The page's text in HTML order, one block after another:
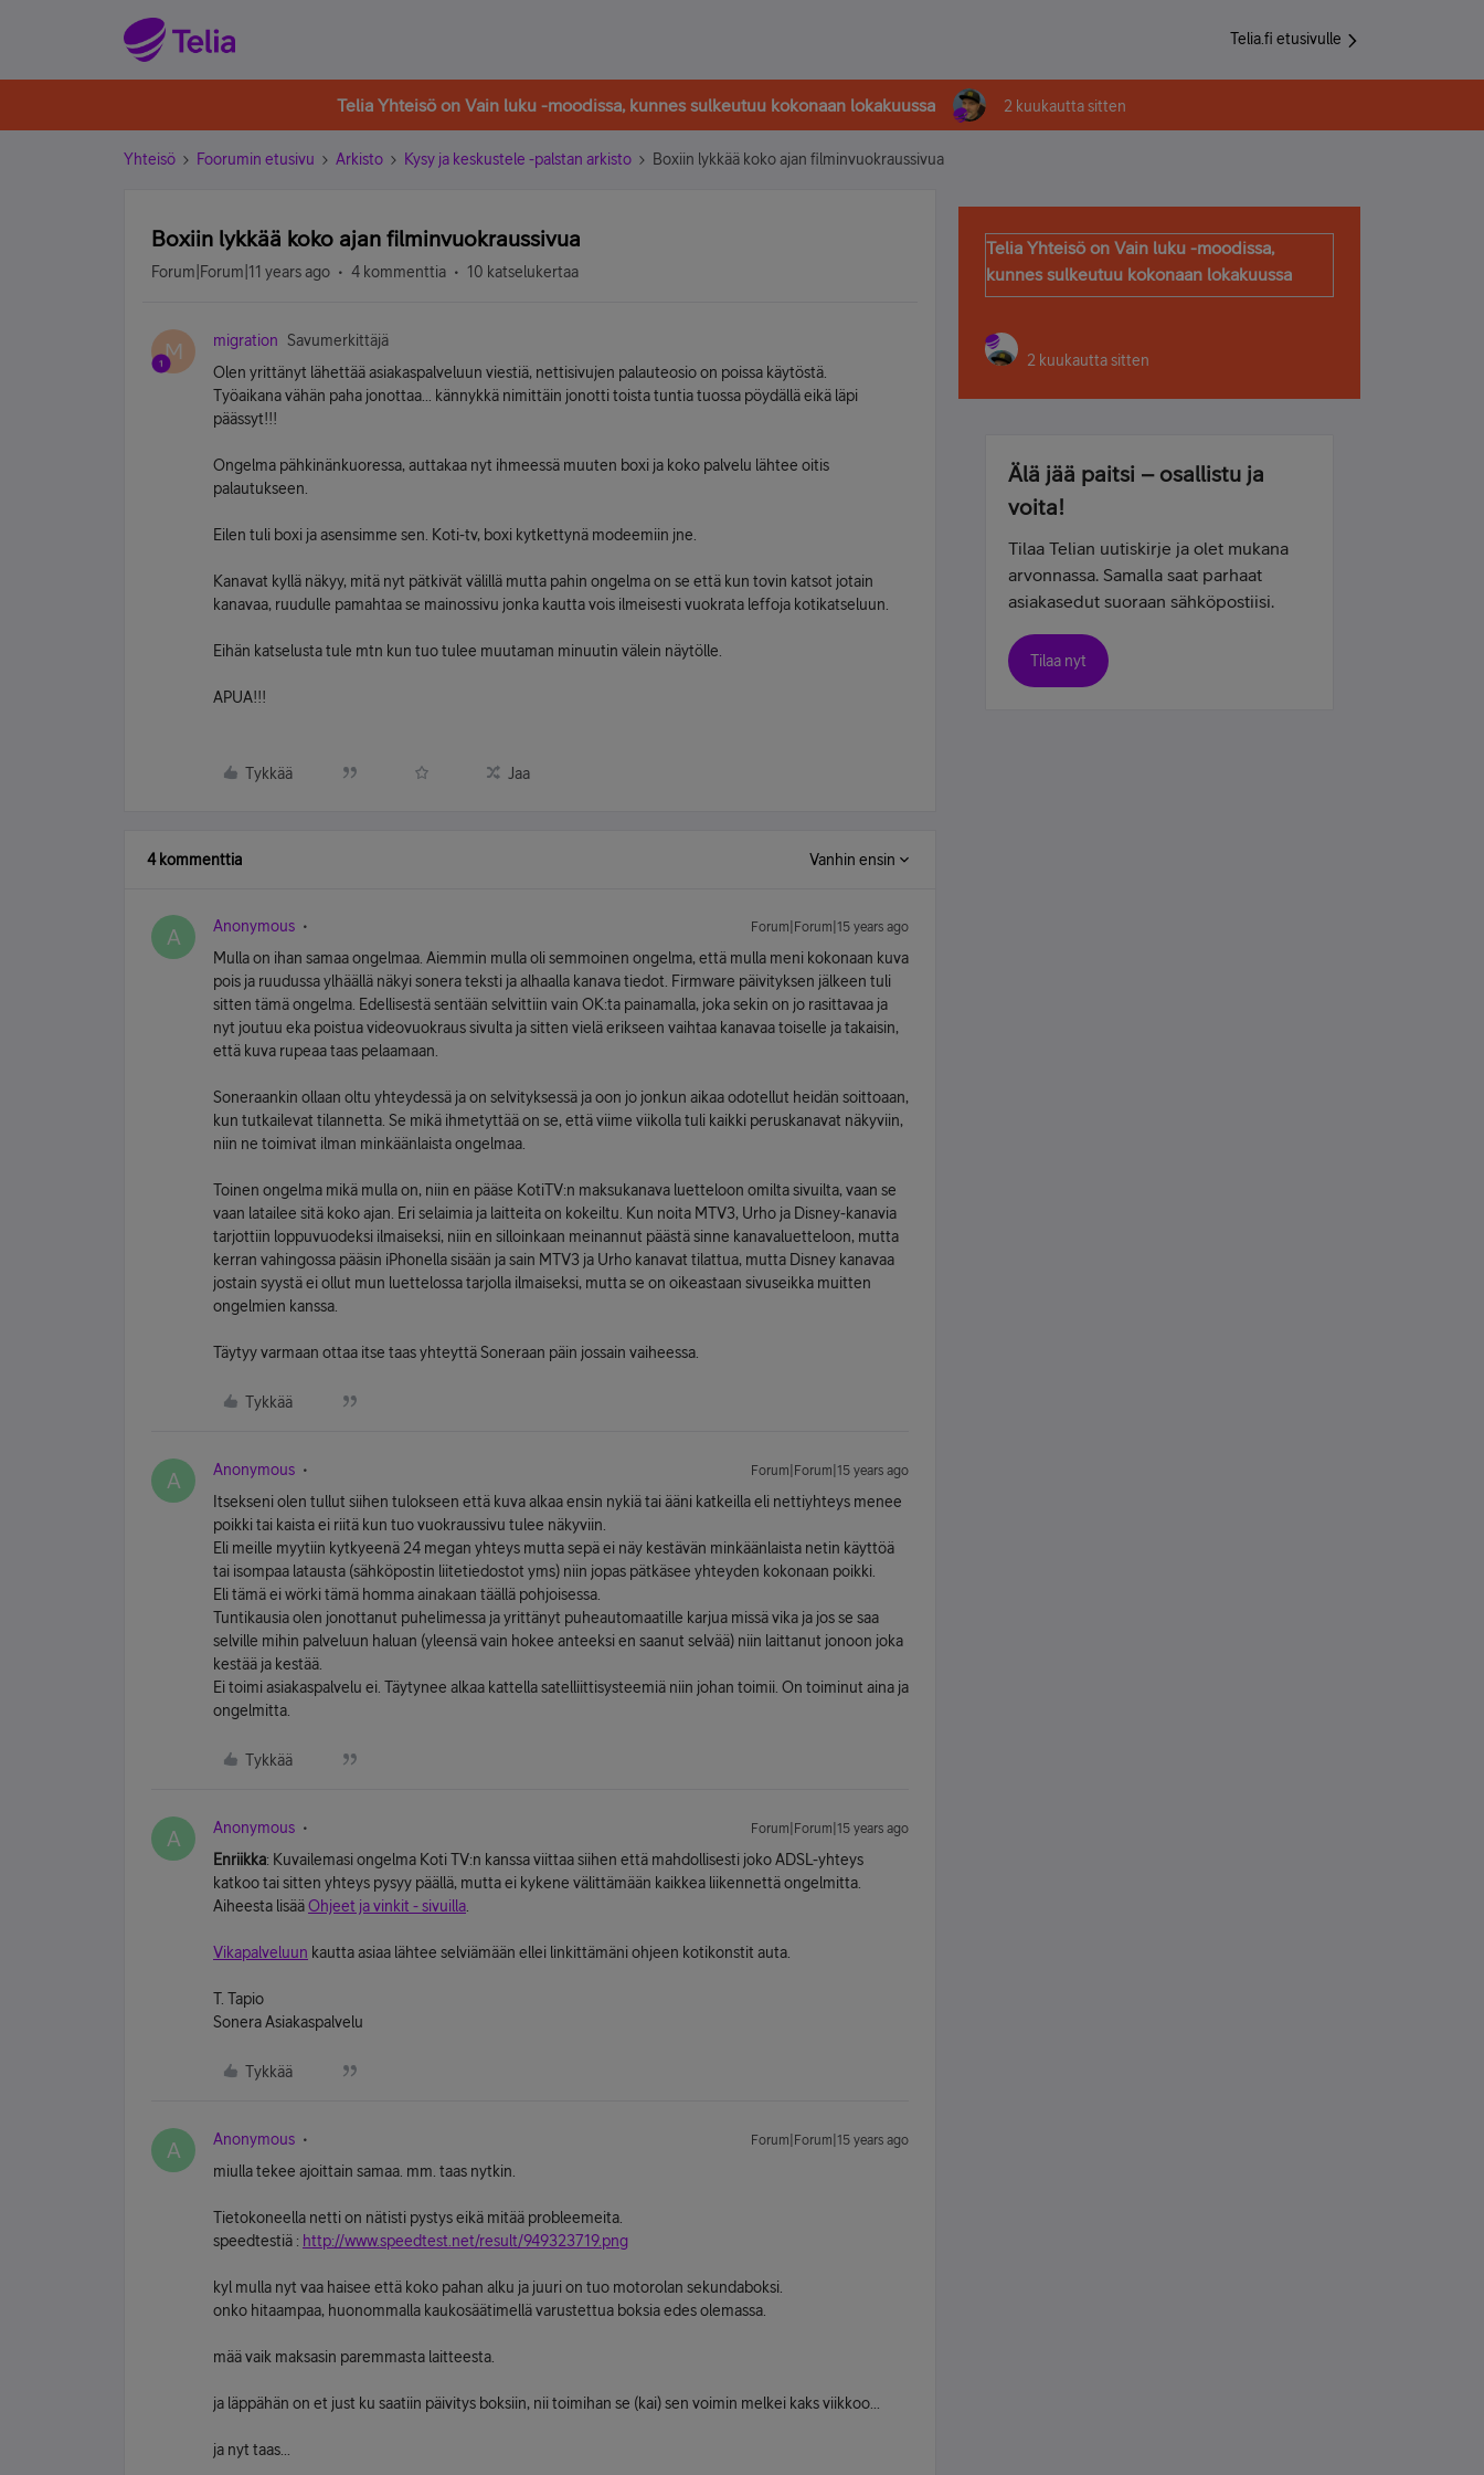
Telia.fi etusivulle
Telia Yhteisö on Vain luku -moodissa, kunnes sulkeutuu kokonaan lokakuussa 2 kuukautta sitten
Yhteisö Foorumin etusivu Arkisto Kysy ja keskustele -palstan arkisto Boxiin lykkää koko ajan filminvuokraussivua
Boxiin lykkää koko ajan filminvuokraussivua
Forum|Forum|11 years ago 4 kommenttia 10 katselukertaa
M migration
Savumerkittäjä
Olen yrittänyt lähettää asiakaspalveluun viestiä, nettisivujen palauteosio on poissa käytöstä.
Työaikana vähän paha jonottaa... kännykkä nimittäin jonotti toista tuntia tuossa pöydällä eikä läpi
päässyt!!!
Ongelma pähkinänkuoressa, auttakaa nyt ihmeessä muuten boxi ja koko palvelu lähtee oitis
palautukseen.
Eilen tuli boxi ja asensimme sen. Koti-tv, boxi kytkettynä modeemiin jne.
Kanavat kyllä näkyy, mitä nyt pätkivät välillä mutta pahin ongelma on se että kun tovin katsot jotain
kanavaa, ruudulle pamahtaa se mainossivu jonka kautta vois ilmeisesti vuokrata leffoja kotikatseluun.
Eihän katselusta tule mtn kun tuo tulee muutaman minuutin välein näytölle.
APUA!!!
Tykkää Jaa
4 kommenttia Vanhin ensin
A Anonymous Forum|Forum|15 years ago
Mulla on ihan samaa ongelmaa. Aiemmin mulla oli semmoinen ongelma, että mulla meni kokonaan kuva
pois ja ruudussa ylhäällä näkyi sonera teksti ja alhaalla kanava tiedot. Firmware päivityksen jälkeen tuli
sitten tämä ongelma. Edellisestä sentään selvittiin vain OK:ta painamalla, joka sekin on jo rasittavaa ja
nyt joutuu eka poistua videovuokraus sivulta ja sitten vielä erikseen vaihtaa kanavaa toiselle ja takaisin,
että kuva rupeaa taas pelaamaan.
Soneraankin ollaan oltu yhteydessä ja on selvityksessä ja oon jo jonkun aikaa odotellut heidän soittoaan,
kun tutkailevat tilannetta. Se mikä ihmetyttää on se, että viime viikolla tuli kaikki peruskanavat näkyviin,
niin ne toimivat ilman minkäänlaista ongelmaa.
Toinen ongelma mikä mulla on, niin en pääse KotiTV:n maksukanava luetteloon omilta sivuilta, vaan se
vaan latailee sitä koko ajan. Eri selaimia ja laitteita on kokeiltu. Kun noita MTV3, Urho ja Disney-kanavia
tarjottiin loppuvuodeksi ilmaiseksi, niin en silloinkaan meinannut päästä sinne kanavaluetteloon, mutta
kerran vahingossa pääsin iPhonella sisään ja sain MTV3 ja Urho kanavat tilattua, mutta Disney kanavaa
jostain syystä ei ollut mun luettelossa tarjolla ilmaiseksi, mutta se on oikeastaan sivuseikka muitten
ongelmien kanssa.
Täytyy varmaan ottaa itse taas yhteyttä Soneraan päin jossain vaiheessa.
Tykkää
A Anonymous Forum|Forum|15 years ago
Itsekseni olen tullut siihen tulokseen että kuva alkaa ensin nykiä tai ääni katkeilla eli nettiyhteys menee
poikki tai kaista ei riitä kun tuo vuokraussivu tulee näkyviin.
Eli meille myytiin kytkyeenä 24 megan yhteys mutta sepä ei näy kestävän minkäänlaista netin käyttöä
tai isompaa latausta (sähköpostin liitetiedostot yms) niin jopas pätkäsee yhteyden kokonaan poikki.
Eli tämä ei wörki tämä homma ainakaan täällä pohjoisessa.
Tuntikausia olen jonottanut puhelimessa ja yrittänyt puheautomaatille karjua missä vika ja jos se saa
selville mihin palveluun haluan (yleensä vain hokee anteeksi en saanut selvää) niin laittanut jonoon joka
kestää ja kestää.
Ei toimi asiakaspalvelu ei. Täytynee alkaa kattella satelliittisysteemiä niin johan toimii. On toiminut aina ja
ongelmitta.
Tykkää
A Anonymous Forum|Forum|15 years ago
Enriikka: Kuvailemasi ongelma Koti TV:n kanssa viittaa siihen että mahdollisesti joko ADSL-yhteys
katkoo tai sitten yhteys pysyy päällä, mutta ei kykene välittämään kaikkea liikennettä ongelmitta.
Aiheesta lisääOhjeet ja vinkit - sivuilla
Vikapalveluun kautta asiaa lähtee selviämään ellei linkittämäni ohjeen kotikonstit auta.
T. Tapio
Sonera Asiakaspalvelu
Tykkää
A Anonymous Forum|Forum|15 years ago
miulla tekee ajoittain samaa. mm. taas nytkin.
Tietokoneella netti on nätisti pystys eikä mitää probleemeita.
speedtestiä : http://www.speedtest.net/result/949323719.png
kyl mulla nyt vaa haisee että koko pahan alku ja juuri on tuo motorolan sekundaboksi.
onko hitaampaa, huonommalla kaukosäätimellä varustettua boksia edes olemassa.
mää vaik maksasin paremmasta laitteesta.
ja läppähän on et just ku saatiin päivitys boksiin, nii toimihan se (kai) sen voimin melkei kaks viikkoo...
ja nyt taas...
Telia Yhteisö on Vain luku -moodissa,
kunnes sulkeutuu kokonaan lokakuussa
2 kuukautta sitten
Älä jää paitsi – osallistu ja
voita!
Tilaa Telian uutiskirje ja olet mukana
arvonnassa. Samalla saat parhaat
asiakasedut suoraan sähköpostiisi.
Tilaa nyt